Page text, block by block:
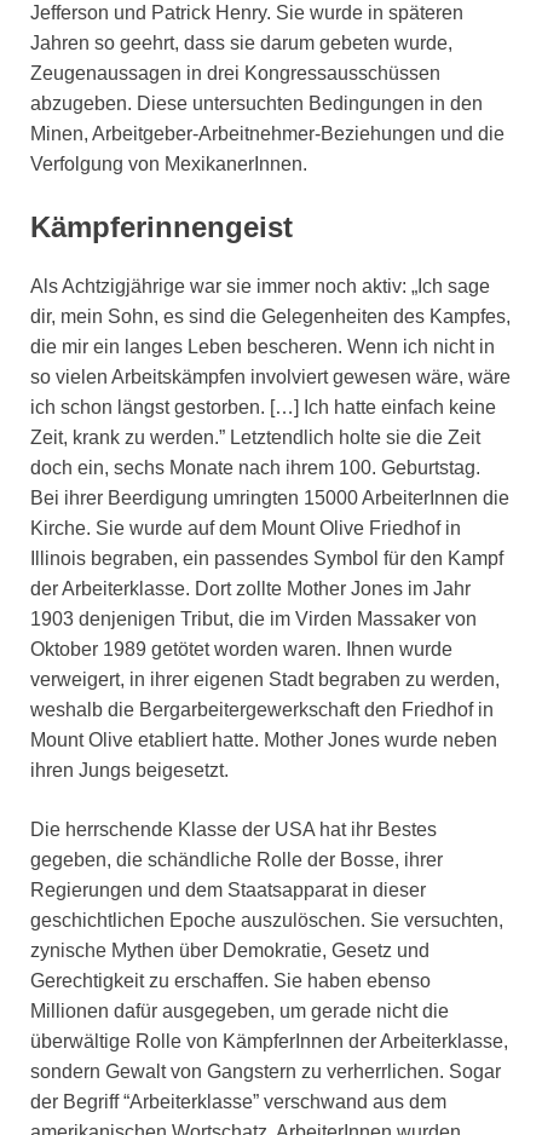
Jefferson und Patrick Henry. Sie wurde in späteren
Jahren so geehrt, dass sie darum gebeten wurde,
Zeugenaussagen in drei Kongressausschüssen
abzugeben. Diese untersuchten Bedingungen in den
Minen, Arbeitgeber-Arbeitnehmer-Beziehungen und die
Verfolgung von MexikanerInnen.
Kämpferinnengeist
Als Achtzigjährige war sie immer noch aktiv: „Ich sage
dir, mein Sohn, es sind die Gelegenheiten des Kampfes,
die mir ein langes Leben bescheren. Wenn ich nicht in
so vielen Arbeitskämpfen involviert gewesen wäre, wäre
ich schon längst gestorben. […] Ich hatte einfach keine
Zeit, krank zu werden.” Letztendlich holte sie die Zeit
doch ein, sechs Monate nach ihrem 100. Geburtstag.
Bei ihrer Beerdigung umringten 15000 ArbeiterInnen die
Kirche. Sie wurde auf dem Mount Olive Friedhof in
Illinois begraben, ein passendes Symbol für den Kampf
der Arbeiterklasse. Dort zollte Mother Jones im Jahr
1903 denjenigen Tribut, die im Virden Massaker von
Oktober 1989 getötet worden waren. Ihnen wurde
verweigert, in ihrer eigenen Stadt begraben zu werden,
weshalb die Bergarbeitergewerkschaft den Friedhof in
Mount Olive etabliert hatte. Mother Jones wurde neben
ihren Jungs beigesetzt.
Die herrschende Klasse der USA hat ihr Bestes
gegeben, die schändliche Rolle der Bosse, ihrer
Regierungen und dem Staatsapparat in dieser
geschichtlichen Epoche auszulöschen. Sie versuchten,
zynische Mythen über Demokratie, Gesetz und
Gerechtigkeit zu erschaffen. Sie haben ebenso
Millionen dafür ausgegeben, um gerade nicht die
überwältige Rolle von KämpferInnen der Arbeiterklasse,
sondern Gewalt von Gangstern zu verherrlichen. Sogar
der Begriff “Arbeiterklasse” verschwand aus dem